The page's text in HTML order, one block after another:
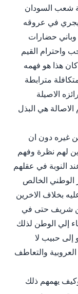
شعب السودان
يجري في عروقه
حضارات
واحترام القيم
هذا هو فهمه
مترابطة
الاصيلة
هي البذل
غيره دون ان
لهم نظرة وفهم
النوبة في عقلهم
الوطني الخالص
بخلاف الاخرين
شريف حتى في
إلي الوطن لذلك
حبيب لا
والتعاطف
يهمهم ذلك